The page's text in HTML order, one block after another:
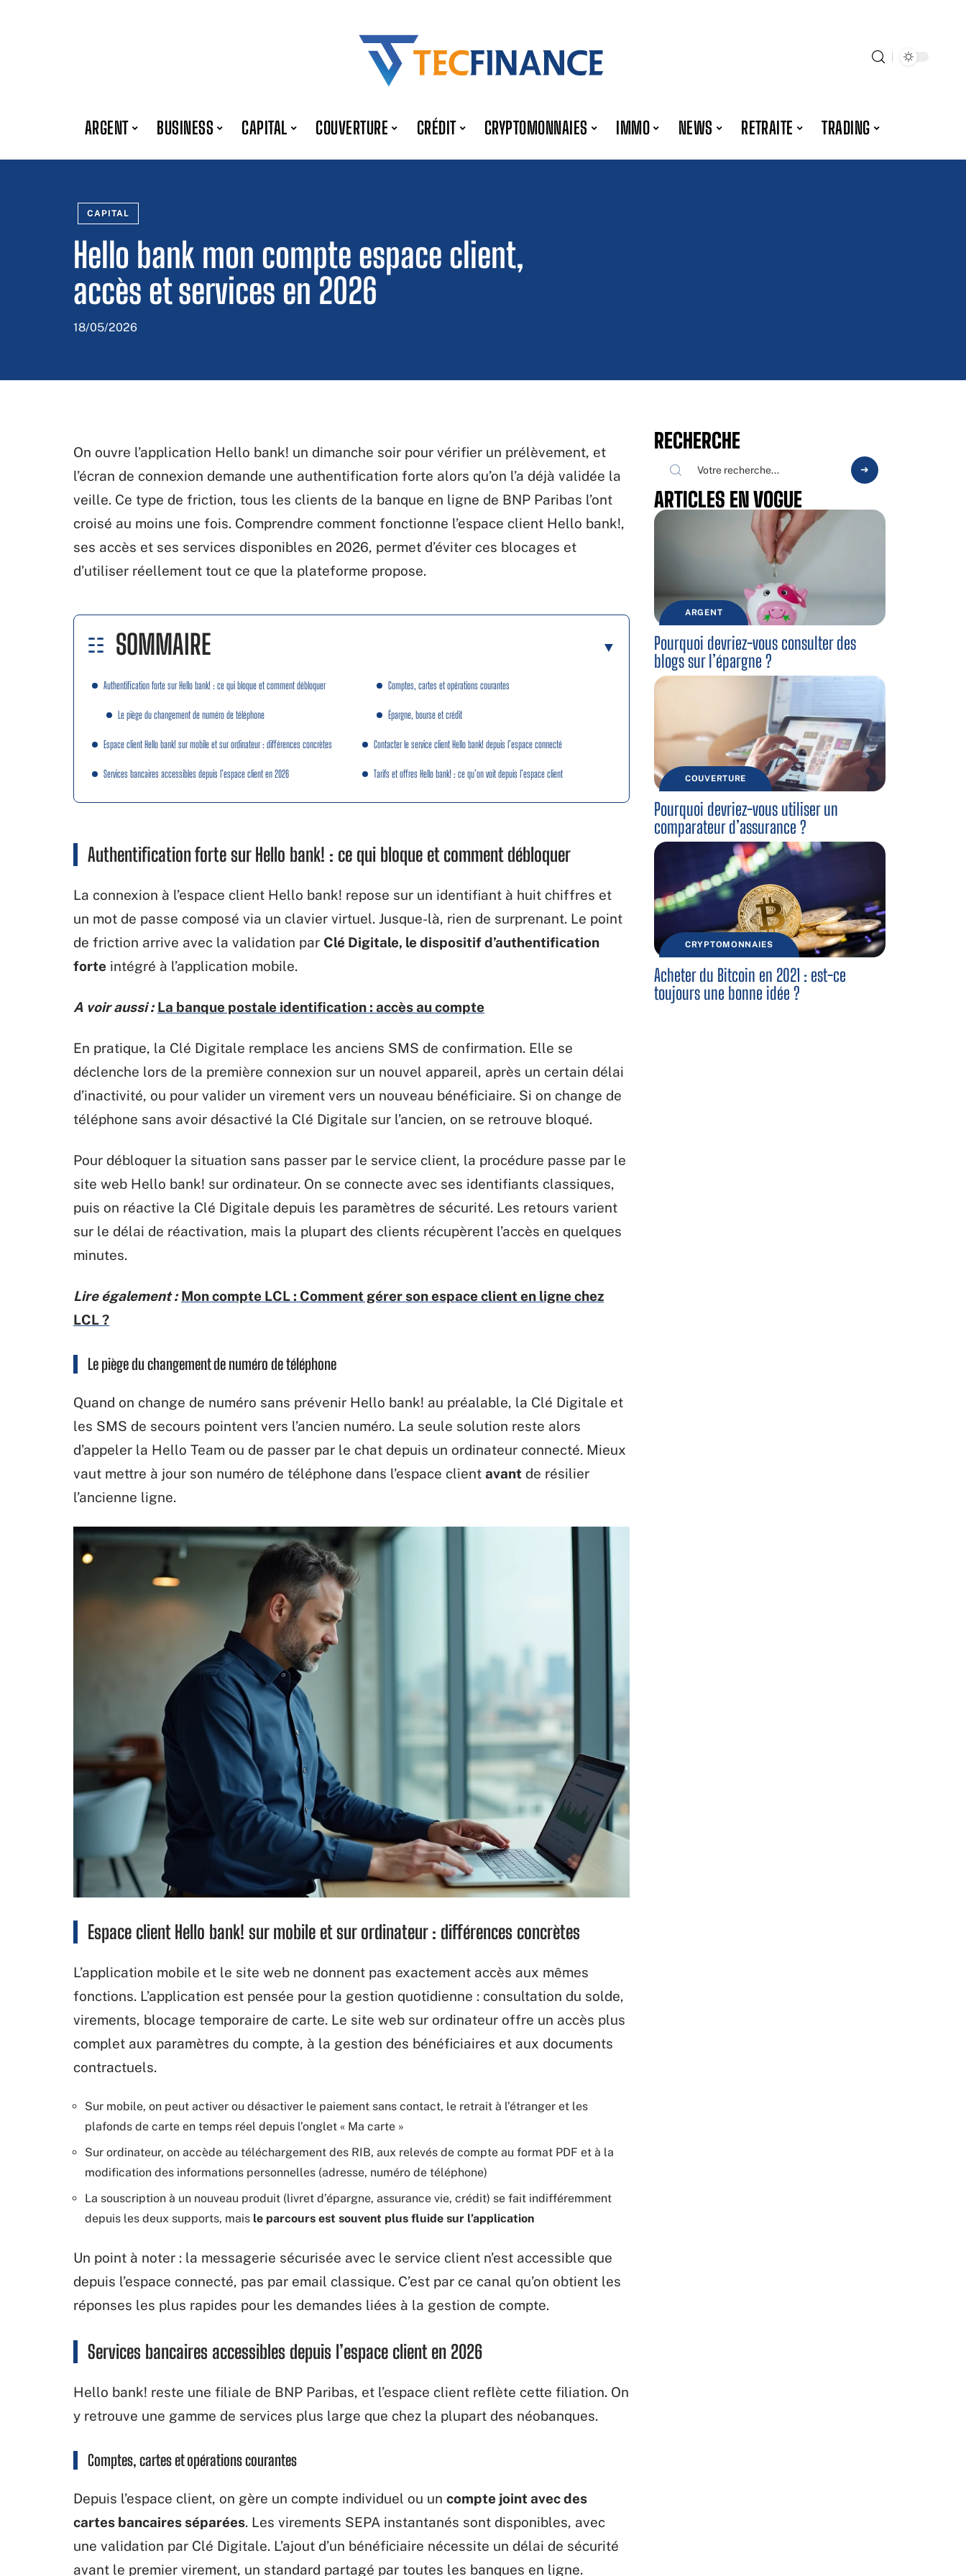
ARGENT BUSINESS CAPITAL COUVERTURE CRÉDIT CRYPTOMONNAIES IMMO NEWS RETRAITE TRADING
CAPITAL
Hello bank mon compte espace client,
accès et services en 2026
18/05/2026
On ouvre l’application Hello bank! un dimanche soir pour vérifier un prélèvement, et
l’écran de connexion demande une authentification forte alors qu’on l’a déjà validée la
veille. Ce type de friction, tous les clients de la banque en ligne de BNP Paribas l’ont
croisé au moins une fois. Comprendre comment fonctionne l’espace client Hello bank!,
ses accès et ses services disponibles en 2026, permet d’éviter ces blocages et
d’utiliser réellement tout ce que la plateforme propose.
SOMMAIRE
Authentification forte sur Hello bank! : ce qui bloque et comment débloquer
Le piège du changement de numéro de téléphone
Espace client Hello bank! sur mobile et sur ordinateur : différences concrètes
Services bancaires accessibles depuis l’espace client en 2026
Comptes, cartes et opérations courantes
Épargne, bourse et crédit
Contacter le service client Hello bank! depuis l’espace connecté
Tarifs et offres Hello bank! : ce qu’on voit depuis l’espace client
Authentification forte sur Hello bank! : ce qui bloque et comment débloquer
La connexion à l’espace client Hello bank! repose sur un identifiant à huit chiffres et
un mot de passe composé via un clavier virtuel. Jusque-là, rien de surprenant. Le point
de friction arrive avec la validation par Clé Digitale, le dispositif d’authentification
forte intégré à l’application mobile.
A voir aussi : La banque postale identification : accès au compte
En pratique, la Clé Digitale remplace les anciens SMS de confirmation. Elle se
déclenche lors de la première connexion sur un nouvel appareil, après un certain délai
d’inactivité, ou pour valider un virement vers un nouveau bénéficiaire. Si on change de
téléphone sans avoir désactivé la Clé Digitale sur l’ancien, on se retrouve bloqué.
Pour débloquer la situation sans passer par le service client, la procédure passe par le
site web Hello bank! sur ordinateur. On se connecte avec ses identifiants classiques,
puis on réactive la Clé Digitale depuis les paramètres de sécurité. Les retours varient
sur le délai de réactivation, mais la plupart des clients récupèrent l’accès en quelques
minutes.
Lire également : Mon compte LCL : Comment gérer son espace client en ligne chez
LCL ?
Le piège du changement de numéro de téléphone
Quand on change de numéro sans prévenir Hello bank! au préalable, la Clé Digitale et
les SMS de secours pointent vers l’ancien numéro. La seule solution reste alors
d’appeler la Hello Team ou de passer par le chat depuis un ordinateur connecté. Mieux
vaut mettre à jour son numéro de téléphone dans l’espace client avant de résilier
l’ancienne ligne.
Espace client Hello bank! sur mobile et sur ordinateur : différences concrètes
L’application mobile et le site web ne donnent pas exactement accès aux mêmes
fonctions. L’application est pensée pour la gestion quotidienne : consultation du solde,
virements, blocage temporaire de carte. Le site web sur ordinateur offre un accès plus
complet aux paramètres du compte, à la gestion des bénéficiaires et aux documents
contractuels.
Sur mobile, on peut activer ou désactiver le paiement sans contact, le retrait à l’étranger et les
plafonds de carte en temps réel depuis l’onglet « Ma carte »
Sur ordinateur, on accède au téléchargement des RIB, aux relevés de compte au format PDF et à la
modification des informations personnelles (adresse, numéro de téléphone)
La souscription à un nouveau produit (livret d’épargne, assurance vie, crédit) se fait indifféremment
depuis les deux supports, mais le parcours est souvent plus fluide sur l’application
Un point à noter : la messagerie sécurisée avec le service client n’est accessible que
depuis l’espace connecté, pas par email classique. C’est par ce canal qu’on obtient les
réponses les plus rapides pour les demandes liées à la gestion de compte.
Services bancaires accessibles depuis l’espace client en 2026
Hello bank! reste une filiale de BNP Paribas, et l’espace client reflète cette filiation. On
y retrouve une gamme de services plus large que chez la plupart des néobanques.
Comptes, cartes et opérations courantes
Depuis l’espace client, on gère un compte individuel ou un compte joint avec des
cartes bancaires séparées. Les virements SEPA instantanés sont disponibles, avec
une validation par Clé Digitale. L’ajout d’un bénéficiaire nécessite un délai de sécurité
avant le premier virement, un standard partagé par toutes les banques en ligne.
RECHERCHE
ARTICLES EN VOGUE
ARGENT
Pourquoi devriez-vous consulter des
blogs sur l’épargne ?
COUVERTURE
Pourquoi devriez-vous utiliser un
comparateur d’assurance ?
CRYPTOMONNAIES
Acheter du Bitcoin en 2021 : est-ce
toujours une bonne idée ?